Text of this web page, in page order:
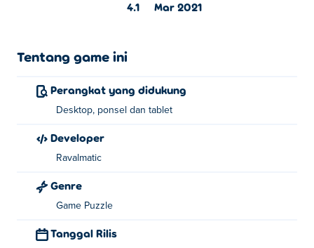
4.1 Mar 2021
Tentang game ini
Perangkat yang didukung
Desktop, ponsel dan tablet
Developer
Ravalmatic
Genre
Game Puzzle
Tanggal Rilis